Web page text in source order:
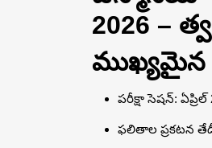
2026 –
ముఖ్యమైన
పరీక్షా సెషన్: ఏప్రిల్
ఫలితాల ప్రకటన